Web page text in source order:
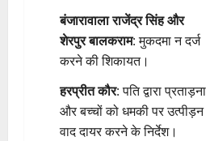
बंजारावाला राजेंद्र सिंह और
शेरपुर बालकराम: मुकदमा न दर्ज
करने की शिकायत।
हरप्रीत कौर: पति द्वारा प्रताड़ना
और बच्चों को धमकी पर उत्पीड़न
वाद दायर करने के निर्देश।